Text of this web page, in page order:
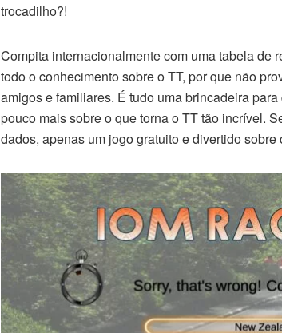
trocadilho?!
Compita internacionalmente com uma tabela de
todo o conhecimento sobre o TT, por que não
amigos e familiares. É tudo uma brincadeira
pouco mais sobre o que torna o TT tão incrível.
dados, apenas um jogo gratuito e divertido